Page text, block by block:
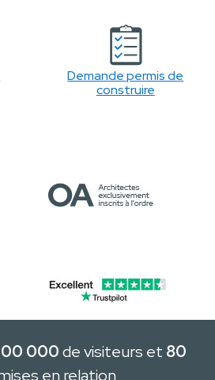
Demande permis de
construire
000de visiteurs et 80
en relation